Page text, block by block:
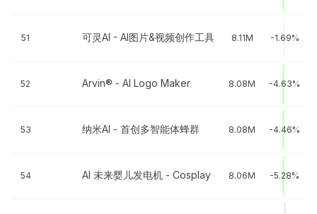
51 可灵AI - AI图片&视频创作工具 8.11M -1.69%
52 Arvin® - AI Logo Maker 8.08M -4.63%
53 纳米AI - 首创多智能体蜂群 8.08M -4.46%
54 AI 未来婴儿发电机 - Cosplay 8.06M -5.28%